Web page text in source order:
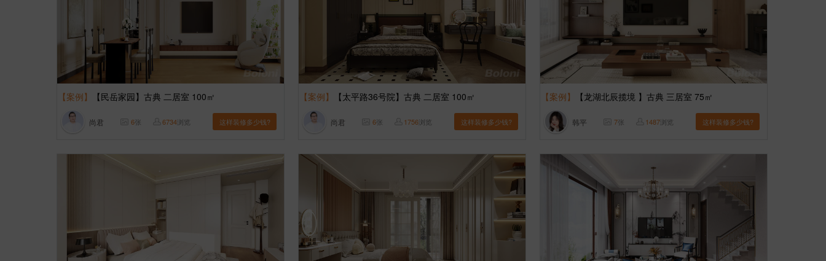
【案例】 【民岳家园】古典 二居室 100㎡
尚君 6张 6734浏览 这样装修多少钱?
【案例】 【太平路36号院】古典 二居室 100㎡
尚君 6张 1756浏览 这样装修多少钱?
【案例】 【龙湖北辰揽境 】古典 三居室 75㎡
韩平 7张 1487浏览 这样装修多少钱?